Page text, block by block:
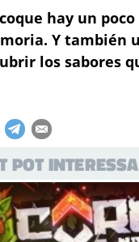
hay un poco
Y también
los sabores
POT